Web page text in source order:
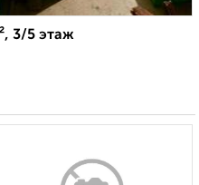
3/5 этаж